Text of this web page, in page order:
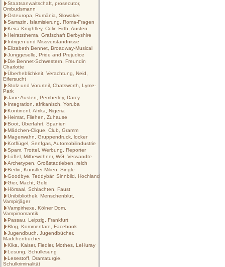
Staatsanwaltschaft, prosecutor,
Ombudsmann
Osteuropa, Rumänia, Slowakei
Sarrazin, Islamisierung, Roma-Fragen
Keira Knightley, Colin Firth, Austen
Heiratsthema, Grafschaft Derbyshire
Intrigen und Missverständnisse
Elizabeth Bennet, Broadway-Musical
Junggeselle, Pride and Prejudice
Die Bennet-Schwestern, Freundin
Charlotte
Überheblichkeit, Verachtung, Neid,
Eifersucht
Stolz und Vorurteil, Chatsworth, Lyme-
Park
Jane Austen, Pemberley, Darcy
Integration, afrikanisch, Yoruba
Kontinent, Afrika, Nigeria
Heimat, Fliehen, Zuhause
Boot, Überfahrt, Spanien
Mädchen-Clique, Club, Gramm
Magerwahn, Gruppendruck, locker
Kotflügel, Senfgas, Automobilindustrie
Spam, Trottel, Werbung, Reporter
Löffel, Mitbewohner, WG, Verwandte
Archetypen, Großstadtleben, reich
Berlin, Künstler-Milieu, Single
Goodbye, Teddybär, Sinnbild, Hochland
Gier, Macht, Geld
Hörsaal, Schlachten, Faust
Unibibliothek, Menschenblut,
Vampirjäger
Vampirhexe, Kölner Dom,
Vampirromantik
Passau. Leipzig, Frankfurt
Blog, Kommentare, Facebook
Jugendbuch, Jugendbücher,
Mädchenbücher
Kika, Kaiser, Fiedler, Mothes, LeHuray
Lesung, Schullesung
Lesestoff, Dramaturgie,
Schulkriminalität